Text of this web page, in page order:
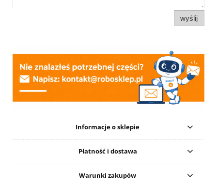
wyślij
Informacje o sklepie
Płatność i dostawa
Warunki zakupów